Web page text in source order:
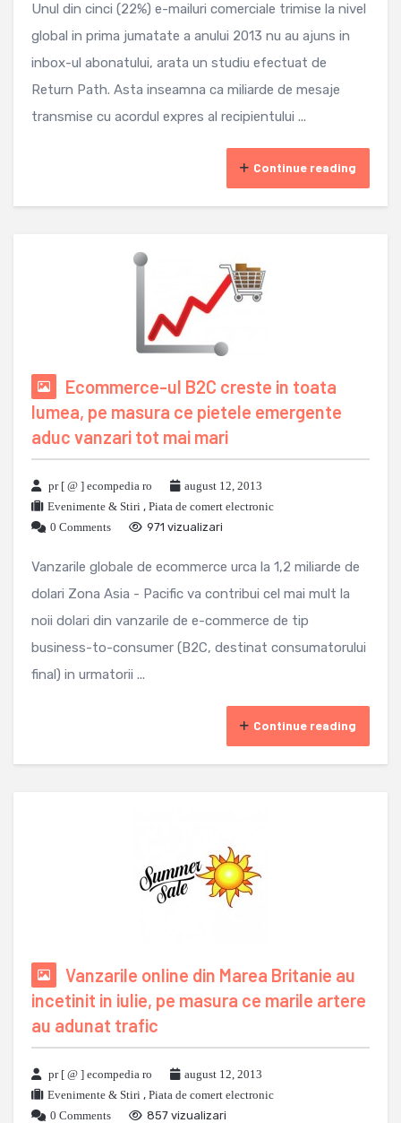
Unul din cinci (22%) e-mailuri comerciale trimise la nivel
global in prima jumatate a anului 2013 nu au ajuns in
inbox-ul abonatului, arata un studiu efectuat de
Return Path. Asta inseamna ca miliarde de mesaje
transmise cu acordul expres al recipientului ...
Continue reading
Ecommerce-ul B2C creste in toata
lumea, pe masura ce pietele emergente
aduc vanzari tot mai mari
pr [ @ ] ecompedia ro
august 12, 2013
Evenimente & Stiri , Piata de comert electronic
0 Comments
971 vizualizari
Vanzarile globale de ecommerce urca la 1,2 miliarde de
dolari Zona Asia - Pacific va contribui cel mai mult la
noii dolari din vanzarile de e-commerce de tip
business-to-consumer (B2C, destinat consumatorului
final) in urmatorii ...
Continue reading
Vanzarile online din Marea Britanie au
incetinit in iulie, pe masura ce marile artere
au adunat trafic
pr [ @ ] ecompedia ro
august 12, 2013
Evenimente & Stiri , Piata de comert electronic
0 Comments
857 vizualizari